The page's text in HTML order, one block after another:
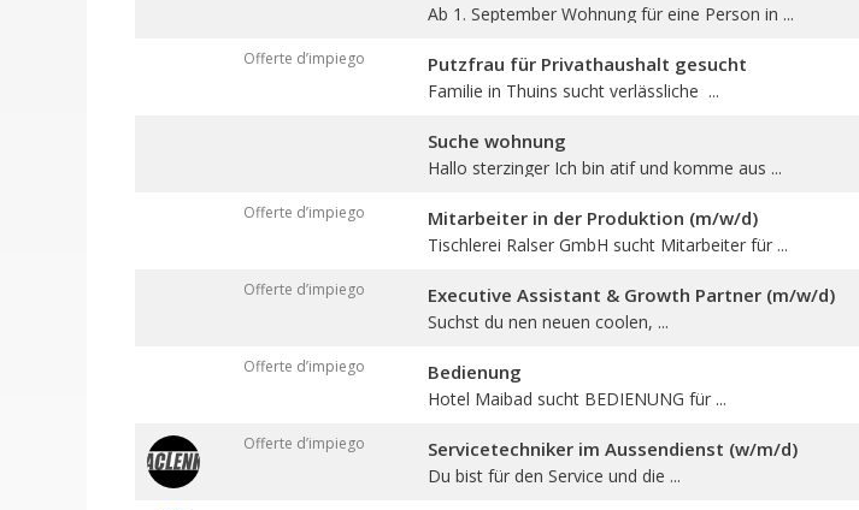
Ab 1. September Wohnung für eine Person in ...
Offerte d’impiego Putzfrau für Privathaushalt gesucht
Familie in Thuins sucht verlässliche ...
Suche wohnung
Hallo sterzinger Ich bin atif und komme aus ...
Offerte d’impiego Mitarbeiter in der Produktion (m/w/d)
Tischlerei Ralser GmbH sucht Mitarbeiter für ...
Offerte d’impiego Executive Assistant & Growth Partner (m/w/d)
Suchst du nen neuen coolen, ...
Offerte d’impiego Bedienung
Hotel Maibad sucht BEDIENUNG für ...
Offerte d’impiego Servicetechniker im Aussendienst (w/m/d)
Du bist für den Service und die ...